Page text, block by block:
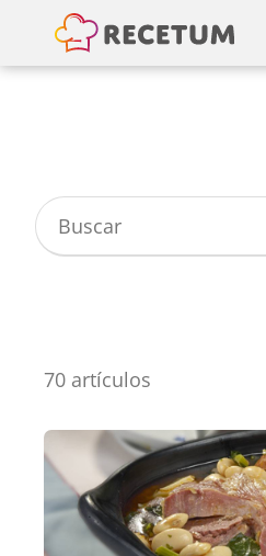
70 artículos